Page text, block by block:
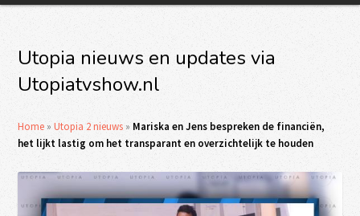
Utopia nieuws en updates via
Utopiatvshow.nl
Home »Utopia 2 nieuws » Mariska en Jens bespreken de financiën,
het lijkt lastig om het transparant en overzichtelijk te houden